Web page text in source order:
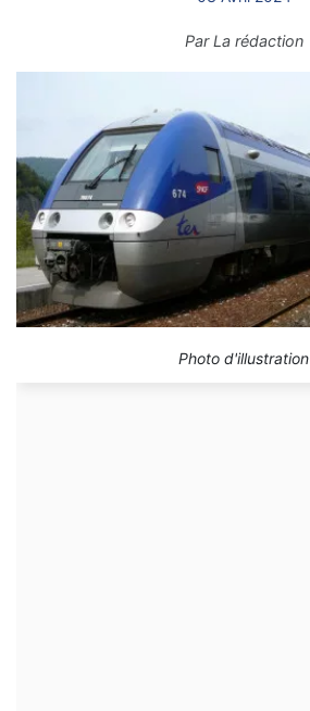
ParLa rédaction
Photo d'illustration